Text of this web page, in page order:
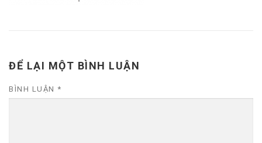
ĐỂ LẠI MỘT BÌNH LUẬN
BÌNH LUẬN *